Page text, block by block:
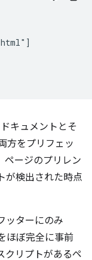
キュメントとそ
方をプリフェッ
ページのプリレン
が検出された時点
ッターにのみ
ほぼ完全に事前
クリプトがあるペ